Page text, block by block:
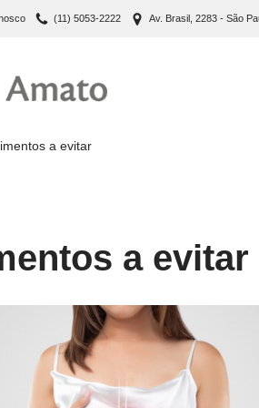
(11) 5053-2222 Av. Brasil, 2283 - São
a evitar
a evitar